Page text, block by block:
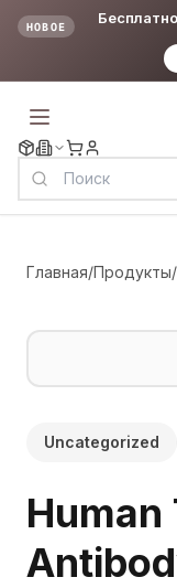
НОВОЕ
Главная/Продукты/
Uncategorized
Human